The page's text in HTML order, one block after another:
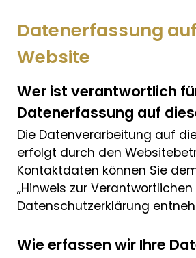
Datenerfassung
Website
Wer ist verantwortlich
Datenerfassung auf
Die Datenverarbeitung auf
erfolgt durch den
Kontaktdaten können Sie
„Hinweis zur
Datenschutzerklärung
Wie erfassen wir Ihre